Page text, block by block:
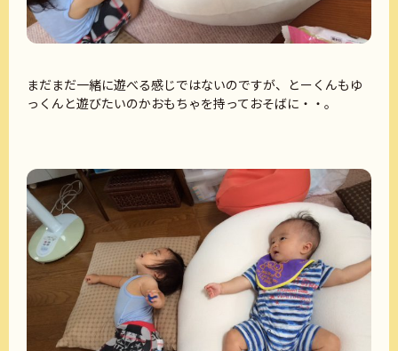
まだまだ一緒に遊べる感じではないのですが、とーくんもゆ
っくんと遊びたいのかおもちゃを持っておそばに・・。